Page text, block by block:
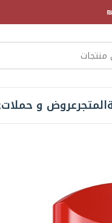
المتجرعروض و حملات